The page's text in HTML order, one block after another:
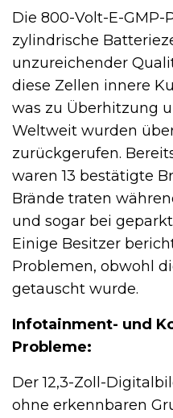
Die 800-Volt-E-
zylindrische
unzureichender
diese Zellen innere
was zu Überhitzung
Weltweit wurden
zurückgerufen.
waren 13 bestätigte
Brände traten
und sogar bei
Einige Besitzer
Problemen, obwohl
getauscht wurde.
Infotainment- und
Probleme:
Der 12,3-Zoll-
ohne erkennbaren